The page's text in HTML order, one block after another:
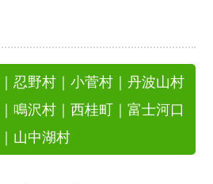
｜ 忍野村 ｜小菅村 ｜丹波山村
｜鳴沢村 ｜西桂町 ｜富士河口
｜ 山中湖村